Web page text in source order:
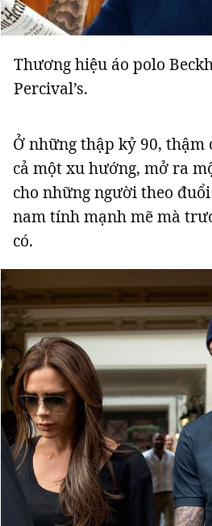
Thương hiệu áo polo
Percival’s.
Ở những thập kỷ 90, thậm
cả một xu hướng, mở ra
cho những người theo
nam tính mạnh mẽ mà
có.